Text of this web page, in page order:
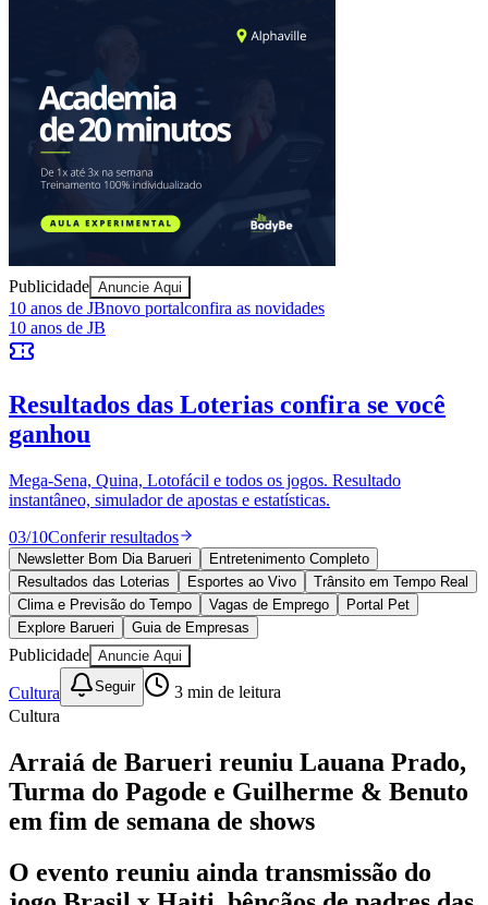
Vitória
Publicidade Anuncie Aqui
10 anos de JB novo portal
confira as novidades
10 anos de JB
Esportes ao Vivo placares e tabelas